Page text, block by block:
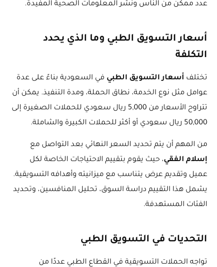
عدد ممكن من الناس ونشر المعلومات الصحية المفيدة.
أسعار التسويق الطبي وما الذي يحدد
التكلفة
تختلف أسعار التسويق الطبي في السعودية بناءً على عدة
عوامل مثل نوع الخدمة، نطاق الحملة، ومدة التنفيذ. يمكن أن
تتراوح الأسعار من 5,000 ريال سعودي للحملات الصغيرة إلى
50,000 ريال سعودي أو أكثر للحملات الكبيرة والشاملة.
من المهم أن يتم تحديد السعر النهائي بعد التواصل مع
إسلام الفقي، حيث يقوم بتقييم الاحتياجات الخاصة لكل
عميل وتقديم عرض يتناسب مع ميزانيته وأهدافه التسويقية.
يشمل هذا التقييم دراسة السوق، تحليل المنافسين، وتحديد
الفئات المستهدفة.
التحديات في التسويق الطبي
تواجه الحملات التسويقية في القطاع الطبي عددًا من